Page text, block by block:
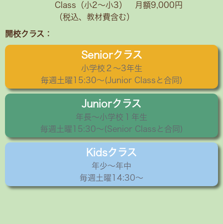
Class（小2〜小3） 月額9,000円
（税込、教材費含む）
開校クラス：
Seniorクラス
小学校２〜3年生
毎週土曜15:30〜(Junior Classと合同)
Juniorクラス
年長〜小学校１年生
毎週土曜15:30～(Senior Classと合同)
Kidsクラス
年少〜年中
毎週土曜14:30～